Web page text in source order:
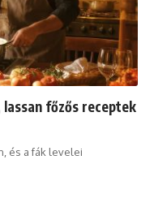
főzős receptek
és a fák levelei